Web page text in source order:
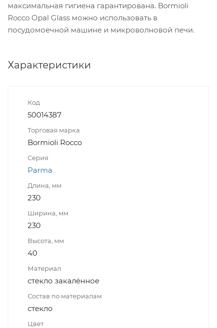
максимальная гигиена гарантирована. Bormioli
Rocco Opal Glass можно использовать в
посудомоечной машине и микроволновой печи.
Характеристики
Код
50014387
Торговая марка
Bormioli Rocco
Серия
Parma
Длина, мм
230
Ширина, мм
230
Высота, мм
40
Материал
стекло закалённое
Состав по материалам
стекло
Цвет